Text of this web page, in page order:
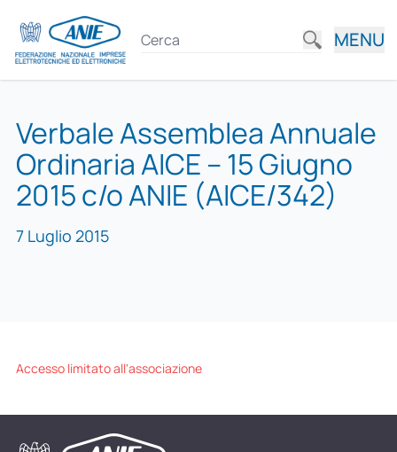
MENU
Verbale Assemblea Annuale
Ordinaria AICE – 15 Giugno
2015 c/o ANIE (AICE/342)
7 Luglio 2015
Accesso limitato all'associazione